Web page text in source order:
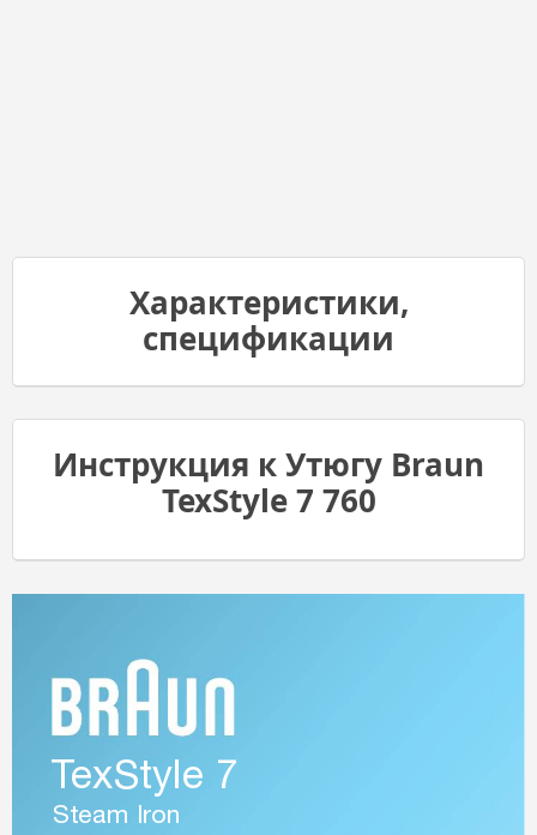
Характеристики,
спецификации
Инструкция к Утюгу Braun
TexStyle 7 760
TexStyle 7
Steam Iron